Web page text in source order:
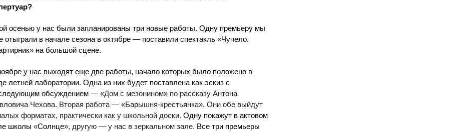
осенью у нас были запланированы три новые работы. Одну премьеру мы
отыграли в начале сезона в октябре — поставили спектакль«Чучело.
» на большой сцене.
у нас выходят еще две работы, начало которых было положено в
летней лаборатории. Одна из них будет поставлена как эскиз с
обсуждением —«Дом с мезонином» по рассказу Антона
Чехова. Вторая работа — «Барышня-крестьянка». Они обе выйдут
форматах, практически как у школьной доски.Одну покажут в актовом
школы«Солнце», другую — у нас в зеркальном зале. Все три премьеры